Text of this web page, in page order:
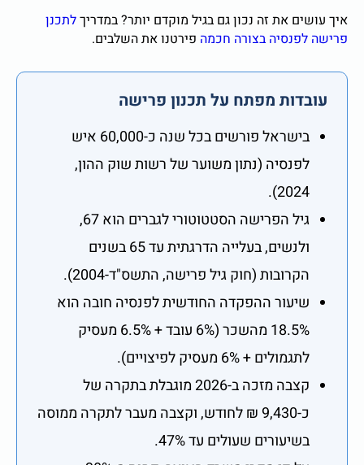
איך עושים את זה נכון גם בגיל מוקדם יותר? במדריךלתכנן
פרישה לפנסיה בצורה חכמה פירטנו את השלבים.
עובדות מפתח על תכנון פרישה
בישראל פורשים בכל שנה כ-60,000 איש
לפנסיה (נתון משוער של רשות שוק ההון,
2024).
גיל הפרישה הסטטוטורי לגברים הוא 67,
ולנשים, בעלייה הדרגתית עד 65 בשנים
הקרובות (חוק גיל פרישה, התשס"ד-2004).
שיעור ההפקדה החודשית לפנסיה חובה הוא
18.5% מהשכר (6% עובד + 6.5% מעסיק
לתגמולים + 6% מעסיק לפיצויים).
קצבה מזכה ב-2026 מוגבלת בתקרה של
כ-9,430 ₪ לחודש, וקצבה מעבר לתקרה ממוסה
בשיעורים שעולים עד 47%.